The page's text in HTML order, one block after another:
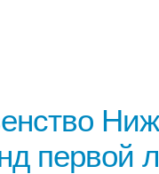
первой